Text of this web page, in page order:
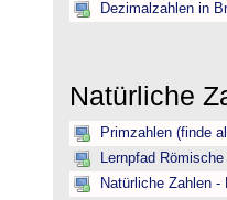
Dezimalzahlen in
Natürliche
Primzahlen (finde
Lernpfad
Natürliche Zahlen -